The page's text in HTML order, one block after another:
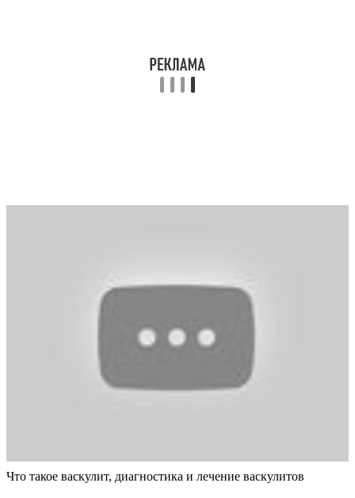
Что такое васкулит, диагностика и лечение васкулитов